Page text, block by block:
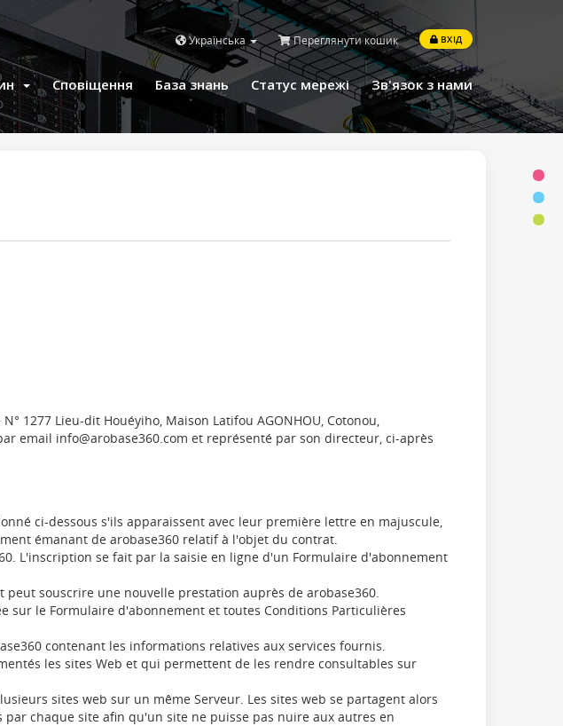
Українська Переглянути кошик ВХІД
Сповіщення База знань Статус мережі Зв'язок з нами
1277 Lieu-dit Houéyiho, Maison Latifou AGONHOU, Cotonou,
email info@arobase360.com et représenté par son directeur, ci-après
ci-dessous s'ils apparaissent avec leur première lettre en majuscule,
émanant de arobase360 relatif à l'objet du contrat.
L'inscription se fait par la saisie en ligne d'un Formulaire d'abonnement
peut souscrire une nouvelle prestation auprès de arobase360.
sur le Formulaire d'abonnement et toutes Conditions Particulières
contenant les informations relatives aux services fournis.
les sites Web et qui permettent de les rendre consultables sur
sites web sur un même Serveur. Les sites web se partagent alors
chaque site afin qu'un site ne puisse pas nuire aux autres en